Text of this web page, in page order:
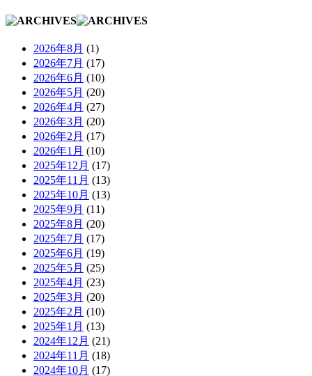
2026年8月 (1)
2026年7月 (17)
2026年6月 (10)
2026年5月 (20)
2026年4月 (27)
2026年3月 (20)
2026年2月 (17)
2026年1月 (10)
2025年12月 (17)
2025年11月 (13)
2025年10月 (13)
2025年9月 (11)
2025年8月 (20)
2025年7月 (17)
2025年6月 (19)
2025年5月 (25)
2025年4月 (23)
2025年3月 (20)
2025年2月 (10)
2025年1月 (13)
2024年12月 (21)
2024年11月 (18)
2024年10月 (17)